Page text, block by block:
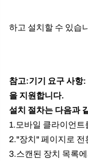
하고 설치할 수 있습
참고:기기 요구 사항
을 지원합니다.
설치 절차는 다음과
1. 모바일 클라이언트
2."장치" 페이지로 전
3.스캔된 장치 목록